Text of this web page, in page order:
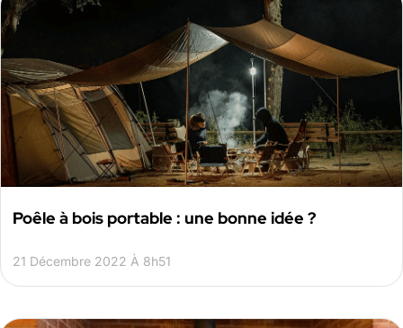
Poêle à bois portable : une bonne idée ?
21 Décembre 2022 À 8h51